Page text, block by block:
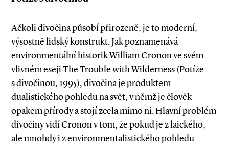
Ačkoli divočina působí přirozeně, je to moderní,
výsostně lidský konstrukt. Jak poznamenává
environmentální historik William Cronon ve svém
vlivném eseji The Trouble with Wilderness (Potíže
s divočinou, 1995), divočina je produktem
dualistického pohledu na svět, v němž je člověk
opakem přírody a stojí zcela mimo ni. Hlavní problém
divočiny vidí Cronon v tom, že pokud je z laického,
ale mnohdy i z environmentalistického pohledu